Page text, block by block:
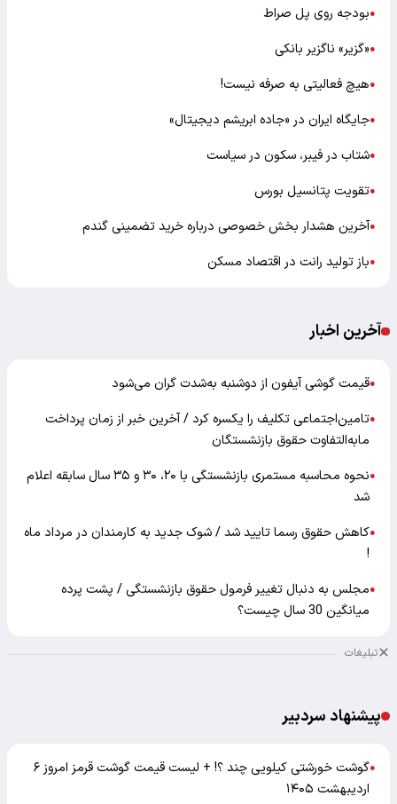
●بودجه روی پل صراط
●«گزیر» ناگزیر بانکی
●هیچ فعالیتی به صرفه نیست!
●جایگاه ایران در «جاده ابریشم دیجیتال»
●شتاب در فیبر، سکون در سیاست
●تقویت پتانسیل بورس
●آخرین هشدار بخش خصوصی درباره خرید تضمینی گندم
●باز تولید رانت در اقتصاد مسکن
آخرین اخبار
●قیمت گوشی آیفون از دوشنبه به‌شدت گران‌ می‌شود
●تامین‌اجتماعی تکلیف را یکسره کرد / آخرین خبر از زمان پرداخت
مابه‌التفاوت حقوق بازنشستگان
●
نحوه محاسبه مستمری بازنشستگی با ۲۰، ۳۰ و ۳۵ سال سابقه اعلام
شد
●کاهش حقوق رسما تایید شد / شوک جدید به کارمندان در مرداد ماه
!
●مجلس به دنبال تغییر فرمول حقوق بازنشستگی / پشت پرده
میانگین 30 سال چیست؟
تبلیغات
پیشنهاد سردبیر
●
گوشت خورشتی کیلویی چند ؟! + لیست قیمت گوشت قرمز امروز ۶
اردیبهشت ۱۴۰۵